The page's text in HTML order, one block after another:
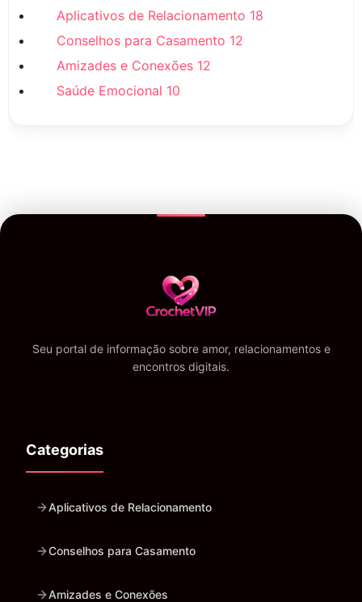
Aplicativos de Relacionamento 18
Conselhos para Casamento 12
Amizades e Conexões 12
Saúde Emocional 10
Seu portal de informação sobre amor, relacionamentos e
encontros digitais.
Categorias
Aplicativos de Relacionamento
Conselhos para Casamento
Amizades e Conexões